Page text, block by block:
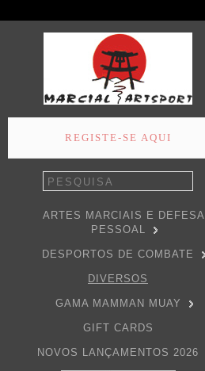
REGISTE-SE AQUI
ARTES MARCIAIS E DEFESA
PESSOAL
DESPORTOS DE COMBATE
DIVERSOS
GAMA MAMMAN MUAY
GIFT CARDS
NOVOS LANÇAMENTOS 2026